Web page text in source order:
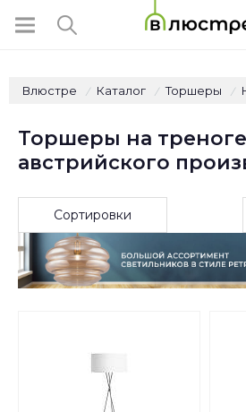
Влюстре / Каталог / Торшеры /
Торшеры на треноге
австрийского
Сортировки